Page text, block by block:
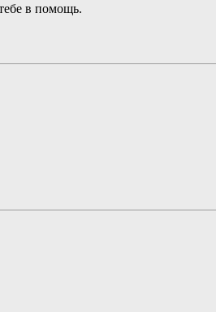
в помощь.